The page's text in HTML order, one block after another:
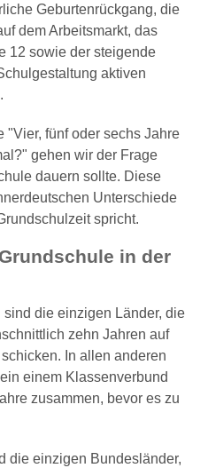
Geburtenrückgang, die
dem Arbeitsmarkt, das
12 sowie der steigende
aktiven
"Vier, fünf oder sechs Jahre
gehen wir der Frage
dauern sollte. Diese
Unterschiede
spricht.
in der
die einzigen Länder, die
zehn Jahren auf
In allen anderen
einem Klassenverbund
zusammen, bevor es zu
die einzigen Bundesländer,